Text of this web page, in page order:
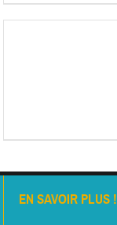
EN SAVOIR PLUS !